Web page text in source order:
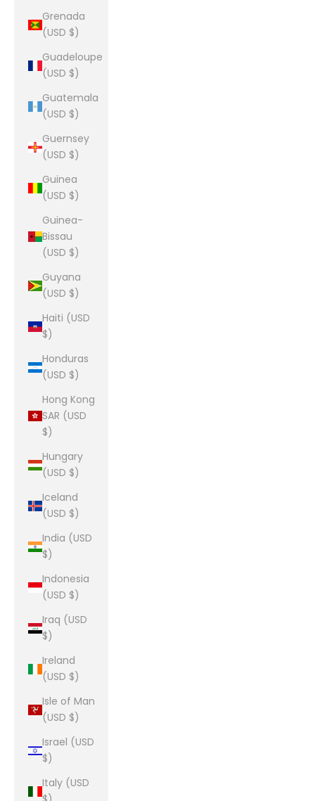
Grenada
(USD $)
Guadeloupe
(USD $)
Guatemala
(USD $)
Guernsey
(USD $)
Guinea
(USD $)
Guinea-
Bissau
(USD $)
Guyana
(USD $)
Haiti (USD
$)
Honduras
(USD $)
Hong Kong
SAR (USD
$)
Hungary
(USD $)
Iceland
(USD $)
India (USD
$)
Indonesia
(USD $)
Iraq (USD
$)
Ireland
(USD $)
Isle of Man
(USD $)
Israel (USD
$)
Italy (USD